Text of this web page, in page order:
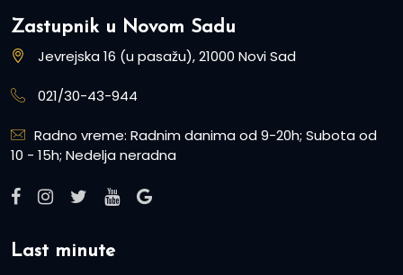
Zastupnik u Novom Sadu
Jevrejska 16 (u pasažu), 21000 Novi Sad
021/30-43-944
Radno vreme: Radnim danima od 9-20h; Subota od
10 - 15h; Nedelja neradna
Last minute